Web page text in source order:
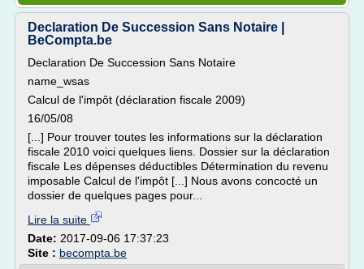
Declaration De Succession Sans Notaire |
BeCompta.be
Declaration De Succession Sans Notaire
name_wsas
Calcul de l'impôt (déclaration fiscale 2009)
16/05/08
[...] Pour trouver toutes les informations sur la déclaration
fiscale 2010 voici quelques liens. Dossier sur la déclaration
fiscale Les dépenses déductibles Détermination du revenu
imposable Calcul de l'impôt [...] Nous avons concocté un
dossier de quelques pages pour...
Lire la suite
Date: 2017-09-06 17:37:23
Site : becompta.be